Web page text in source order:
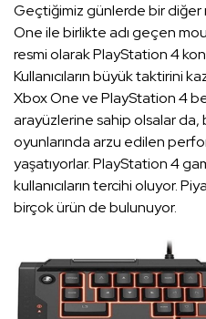
Geçtiğimiz günlerde bir diğer
One ile birlikte adı geçen
resmi olarak PlayStation 4
Kullanıcıların büyük taktirini
Xbox One ve PlayStation 4
arayüzlerine sahip olsalar
oyunlarında arzu edilen
yaşatıyorlar. PlayStation 4
kullanıcıların tercihi oluyor.
birçok ürün de bulunuyor.